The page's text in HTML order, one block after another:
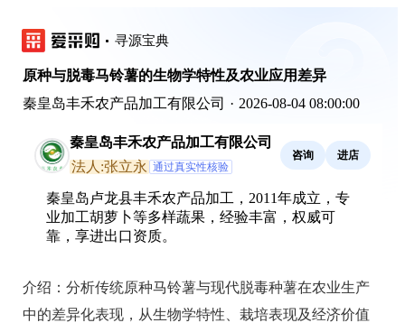
寻源宝典
原种与脱毒马铃薯的生物学特性及农业应用差异
秦皇岛丰禾农产品加工有限公司 · 2026-08-04 08:00:00
秦皇岛丰禾农产品加工有限公司
法人:张立永 通过真实性核验
咨询 进店
秦皇岛卢龙县丰禾农产品加工，2011年成立，专
业加工胡萝卜等多样蔬果，经验丰富，权威可
靠，享进出口资质。
介绍： 分析传统原种马铃薯与现代脱毒种薯在农业生产
中的差异化表现，从生物学特性、栽培表现及经济价值